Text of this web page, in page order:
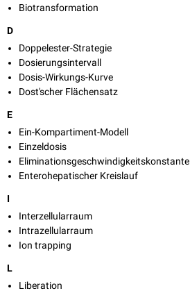
Biotransformation
D
Doppelester-Strategie
Dosierungsintervall
Dosis-Wirkungs-Kurve
Dost'scher Flächensatz
E
Ein-Kompartiment-Modell
Einzeldosis
Eliminationsgeschwindigkeitskonstante
Enterohepatischer Kreislauf
I
Interzellularraum
Intrazellularraum
Ion trapping
L
Liberation